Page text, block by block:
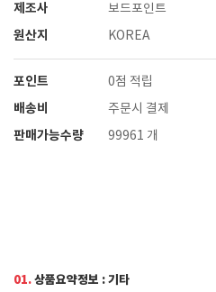
제조사 보드포인트
원산지 KOREA
포인트 0점 적립
배송비 주문시 결제
판매가능수량 99961 개
01.상품요약정보 : 기타